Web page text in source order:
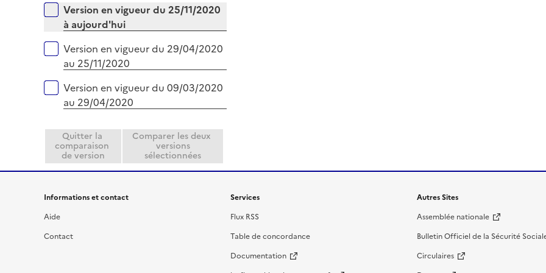
i
e
r
p
l
i
r
Versions sur la période
Version en vigueur du 25/11/2020
à aujourd'hui
Version en vigueur du 29/04/2020
au 25/11/2020
Version en vigueur du 09/03/2020
au 29/04/2020
Quitter la
comparaison
de version
Comparer les deux
versions
sélectionnées
Informations et contact
Aide
Contact
Services
Flux RSS
Table de concordance
Documentation
Autres Sites
Assemblée nationale
Bulletin Officiel de la Sécurité
Circulaires